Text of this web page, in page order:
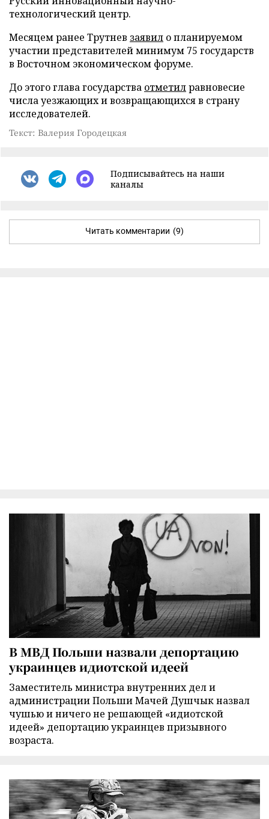
технологический центр.
Месяцем ранее Трутнев заявил о планируемом
участии представителей минимум 75 государств
в Восточном экономическом форуме.
До этого глава государства отметилравновесие
числа уезжающих и возвращающихся в страну
исследователей.
Текст: Валерия Городецкая
Подписывайтесь на наши
каналы
Читать комментарии (9)
В МВД Польши назвали депортацию
украинцев идиотской идеей
Заместитель министра внутренних дел и
администрации Польши Мачей Душчык назвал
чушью и ничего не решающей «идиотской
идеей» депортацию украинцев призывного
возраста.